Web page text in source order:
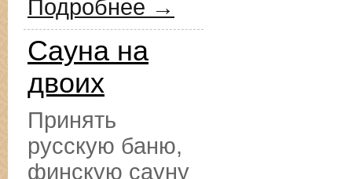
Подробнее →
Сауна на
двоих
Принять
русскую баню,
финскую сауну